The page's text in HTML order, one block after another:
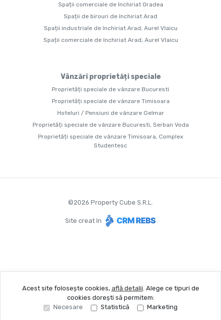
Spații comerciale de închiriat Oradea
Spații de birouri de închiriat Arad
Spații industriale de închiriat Arad, Aurel Vlaicu
Spații comerciale de închiriat Arad, Aurel Vlaicu
Vânzări proprietăți speciale
Proprietăți speciale de vânzare Bucuresti
Proprietăți speciale de vânzare Timisoara
Hoteluri / Pensiuni de vânzare Gelmar
Proprietăți speciale de vânzare Bucuresti, Serban Voda
Proprietăți speciale de vânzare Timisoara, Complex
Studentesc
©2026 Property Cube S.R.L.
Site creat în
Acest site folosește cookies, află detalii. Alege ce tipuri de
cookies dorești să permitem:
Necesare
Statistică Marketing